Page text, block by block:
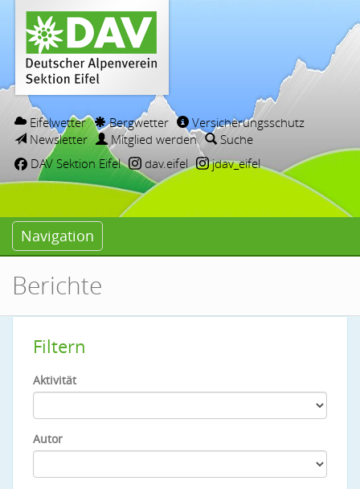
Eifelwetter Bergwetter
Versicherungsschutz
Newsletter
Mitglied werden
Suche
DAV Sektion Eifel
dav.eifel jdav_eifel
Navigation
Berichte
Filtern
Aktivität
Autor